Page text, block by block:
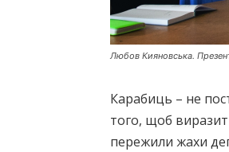
Любов Кияновська.
Карабиць – не
того, щоб
пережили жахи